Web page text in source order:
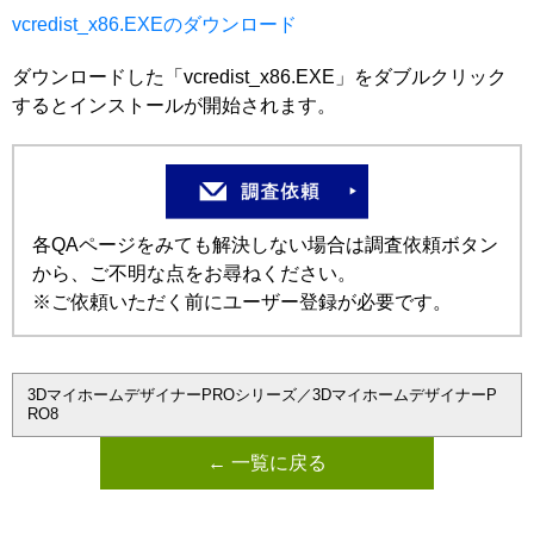
vcredist_x86.EXEのダウンロード
ダウンロードした「vcredist_x86.EXE」をダブルクリック
するとインストールが開始されます。
各QAページをみても解決しない場合は調査依頼ボタン
から、ご不明な点をお尋ねください。
※ご依頼いただく前にユーザー登録が必要です。
3DマイホームデザイナーPROシリーズ／3DマイホームデザイナーP
RO8
← 一覧に戻る